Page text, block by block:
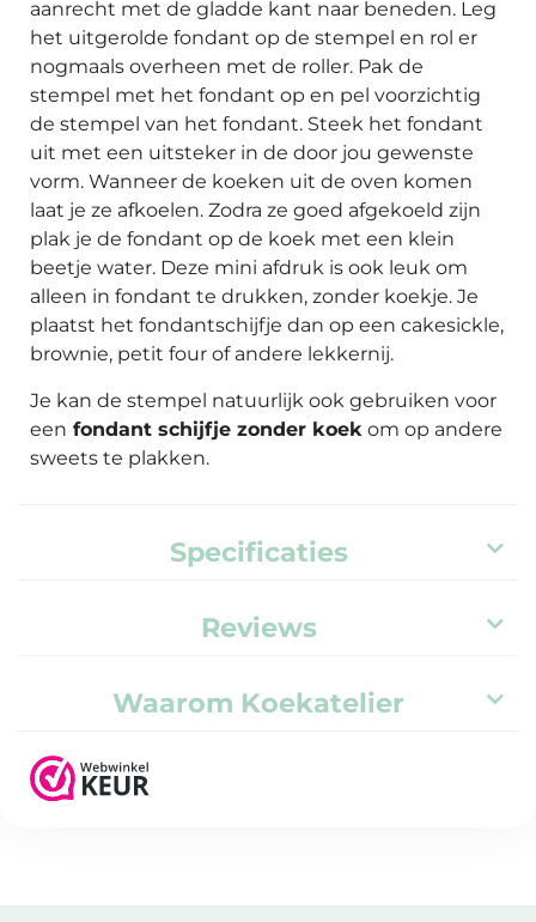
aanrecht met de gladde kant naar beneden. Leg
het uitgerolde fondant op de stempel en rol er
nogmaals overheen met de roller. Pak de
stempel met het fondant op en pel voorzichtig
de stempel van het fondant. Steek het fondant
uit met een uitsteker in de door jou gewenste
vorm. Wanneer de koeken uit de oven komen
laat je ze afkoelen. Zodra ze goed afgekoeld zijn
plak je de fondant op de koek met een klein
beetje water. Deze mini afdruk is ook leuk om
alleen in fondant te drukken, zonder koekje. Je
plaatst het fondantschijfje dan op een cakesickle,
brownie, petit four of andere lekkernij.
Je kan de stempel natuurlijk ook gebruiken voor
een fondant schijfje zonder koek om op andere
sweets te plakken.
Specificaties
Reviews
Waarom Koekatelier